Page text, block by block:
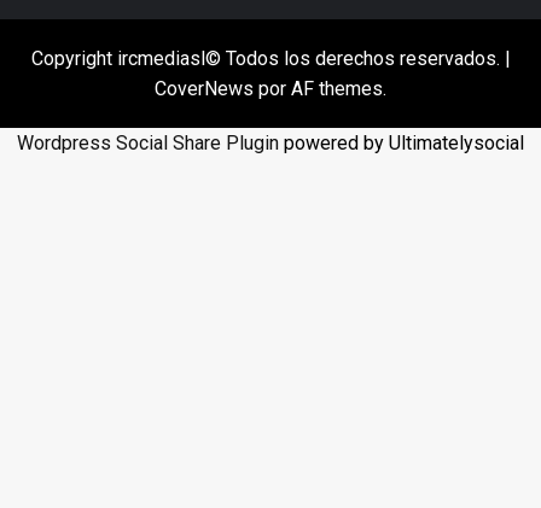
Copyright ircmediasl© Todos los derechos reservados. |
CoverNews por AF themes.
Wordpress Social Share Plugin powered by Ultimatelysocial